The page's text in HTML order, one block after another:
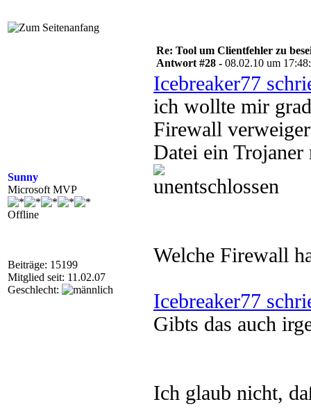
Sunny
Microsoft MVP
Offline
Beiträge: 15199
Mitglied seit: 11.02.07
Geschlecht:
Re: Tool um Clientfehler zu
Antwort #28 - 08.02.10 um
Icebreaker77
ich wollte mir
Firewall
Datei ein
Welche Firewall
Icebreaker77
Gibts das auch
Ich glaub nicht,